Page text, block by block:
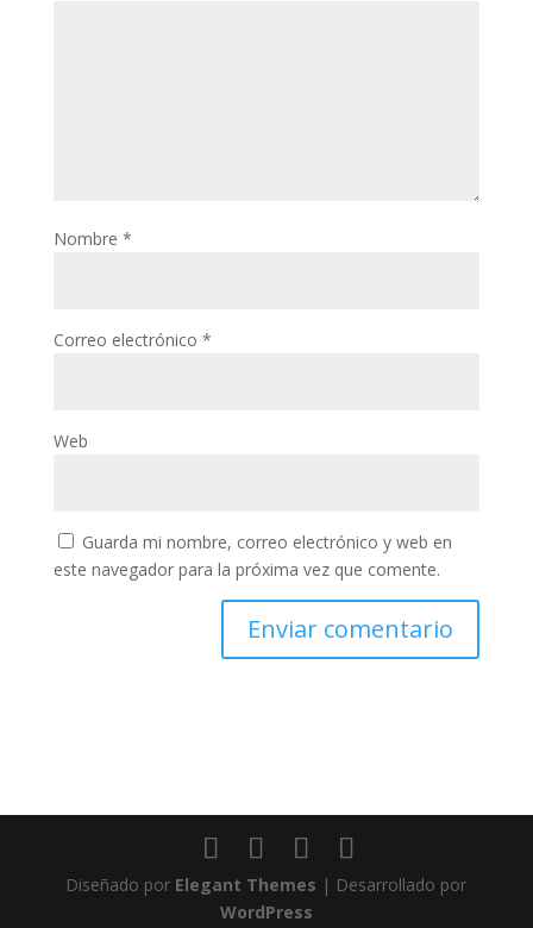
Nombre *
Correo electrónico *
Web
Guarda mi nombre, correo electrónico y web en
este navegador para la próxima vez que comente.
Diseñado por Elegant Themes | Desarrollado por
WordPress